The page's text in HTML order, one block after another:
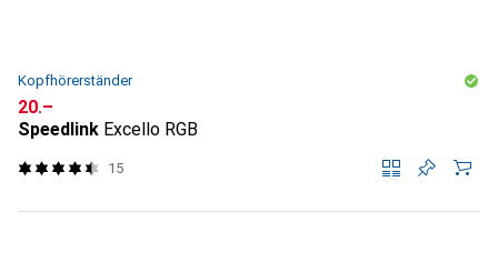
Kopfhörerständer
CHF
20.–
Speedlink Excello RGB
15